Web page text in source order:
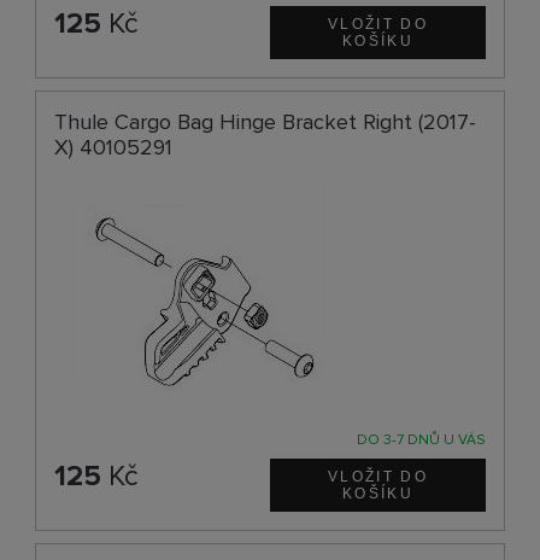
125 Kč
Thule Cargo Bag Hinge Bracket Right (2017-
X) 40105291
DO 3-7 DNŮ U VÁS
125 Kč